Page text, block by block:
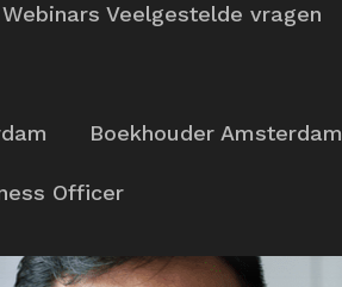
Webinars Veelgestelde vragen
Boekhouder Amsterdam
Officer